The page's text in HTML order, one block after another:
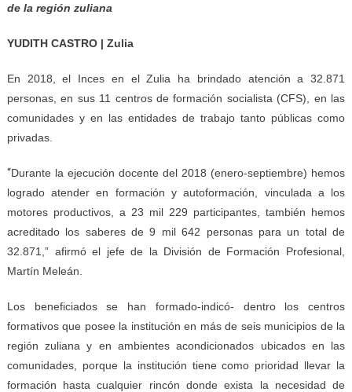
de la región zuliana
YUDITH CASTRO | Zulia
En 2018, el Inces en el Zulia ha brindado atención a 32.871
personas, en sus 11 centros de formación socialista (CFS), en las
comunidades y en las entidades de trabajo tanto públicas como
privadas.
“Durante la ejecución docente del 2018 (enero-septiembre) hemos
logrado atender en formación y autoformación, vinculada a los
motores productivos, a 23 mil 229 participantes, también hemos
acreditado los saberes de 9 mil 642 personas para un total de
32.871,” afirmó el jefe de la División de Formación Profesional,
Martín Meleán.
Los beneficiados se han formado-indicó- dentro los centros
formativos que posee la institución en más de seis municipios de la
región zuliana y en ambientes acondicionados ubicados en las
comunidades, porque la institución tiene como prioridad llevar la
formación hasta cualquier rincón donde exista la necesidad de